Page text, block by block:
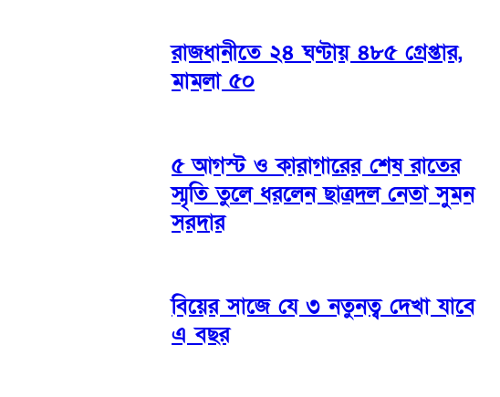
রাজধানীতে ২৪ ঘণ্টায় ৪৮৫ গ্রেপ্তার,
মামলা ৫০
৫ আগস্ট ও কারাগারের শেষ রাতের
স্মৃতি তুলে ধরলেন ছাত্রদল নেতা সুমন
সরদার
বিয়ের সাজে যে ৩ নতুনত্ব দেখা যাবে
এ বছর